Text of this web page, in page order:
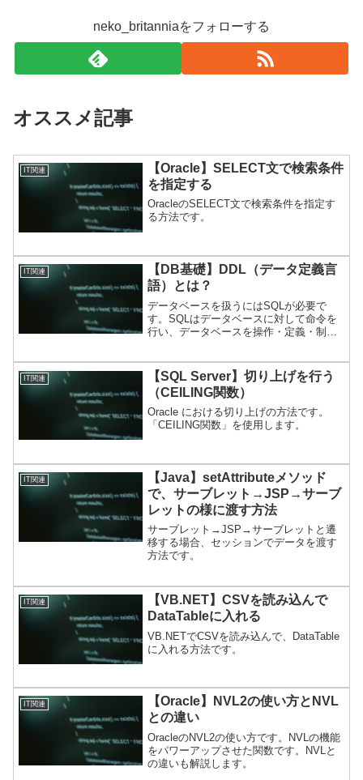
neko_britanniaをフォローする
オススメ記事
IT関連
【Oracle】SELECT文で検索条件
を指定する
OracleのSELECT文で検索条件を指定す
る方法です。
IT関連
【DB基礎】DDL（データ定義言
語）とは？
データベースを扱うにはSQLが必要で
す。SQLはデータベースに対して命令を
行い、データベースを操作・定義・制御
Manipulation Language） ...
IT関連
【SQL Server】切り上げを行う
（CEILING関数）
Oracle における切り上げの方法です。
「CEILING関数」を使用します。
IT関連
【Java】setAttributeメソッド
で、サーブレット→JSP→サーブ
レットの様に渡す方法
サーブレット→JSP→サーブレットと遷
移する場合、セッションでデータを渡す
方法です。
IT関連
【VB.NET】CSVを読み込んで
DataTableに入れる
VB.NETでCSVを読み込んで、DataTable
に入れる方法です。
IT関連
【Oracle】NVL2の使い方とNVL
との違い
OracleのNVL2の使い方です。NVLの機能
をパワーアップさせた関数です。NVLと
の違いも解説します。